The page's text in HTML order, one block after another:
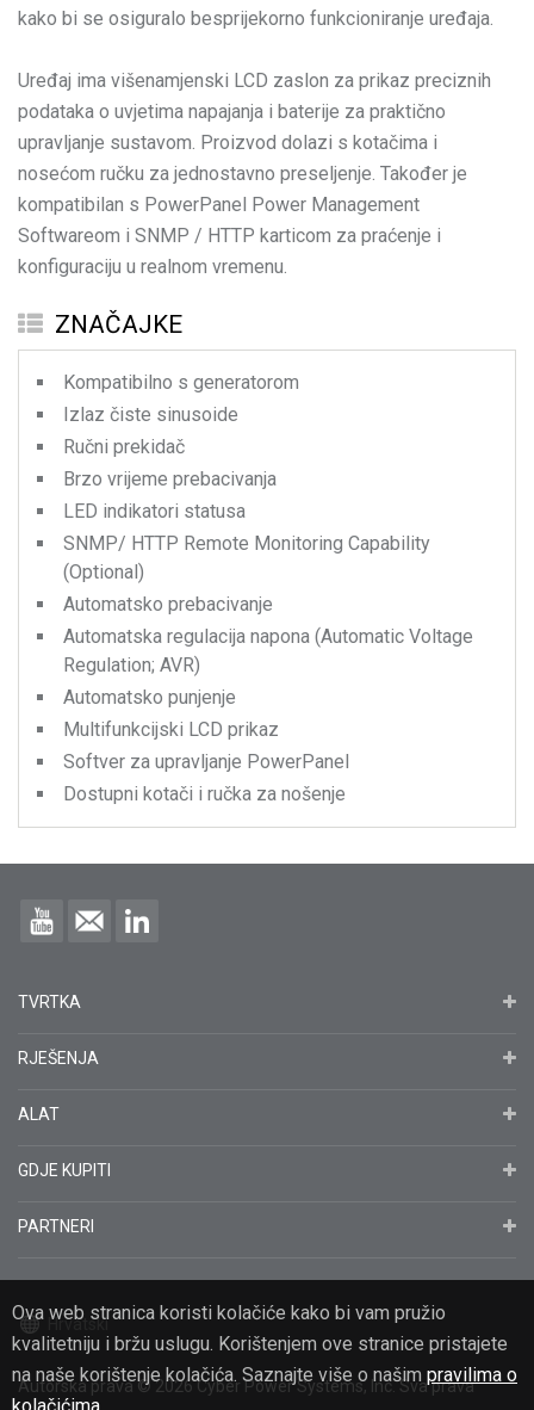
kako bi se osiguralo besprijekorno funkcioniranje uređaja.
Uređaj ima višenamjenski LCD zaslon za prikaz preciznih
podataka o uvjetima napajanja i baterije za praktično
upravljanje sustavom. Proizvod dolazi s kotačima i
nosećom ručku za jednostavno preseljenje. Također je
kompatibilan s PowerPanel Power Management
Softwareom i SNMP / HTTP karticom za praćenje i
ZNAČAJKE
Kompatibilno s generatorom
Izlaz čiste sinusoide
Ručni prekidač
Brzo vrijeme prebacivanja
LED indikatori statusa
SNMP/ HTTP Remote Monitoring Capability
(Optional)
Automatsko prebacivanje
Automatska regulacija napona (Automatic Voltage
Regulation; AVR)
Automatsko punjenje
Multifunkcijski LCD prikaz
Softver za upravljanje PowerPanel
Dostupni kotači i ručka za nošenje
Ova web stranica koristi kolačiće kako bi vam pružio
kvalitetniju i bržu uslugu. Korištenjem ove stranice pristajete
na naše korištenje kolačića. Saznajte više o našim pravilima o
TVRTKA
RJEŠENJA
ALAT
GDJE KUPITI
PARTNERI
Hrvatski
Autorska prava© 2026Cyber Power Systems, Inc. Sva prava